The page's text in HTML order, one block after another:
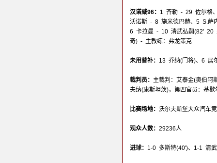
汉诺威96： 1 齐勒 - 29 佐尔格
沃诺斯 - 8 施米德巴赫、5 S.
6 卡拉曼 - 10 清武弘嗣(82' 20
奇) - 主教练：弗龙策克
未用替补： 13 乔纳(门将)、6 居
裁判员： 主裁判：艾泰金(奥伯阿
夫纳(康斯坦茨)，第四官员：基歇
比赛场地： 沃尔夫斯堡大众汽车
观众人数： 29236人
进球： 1-0 多斯特(40')、1-1 清